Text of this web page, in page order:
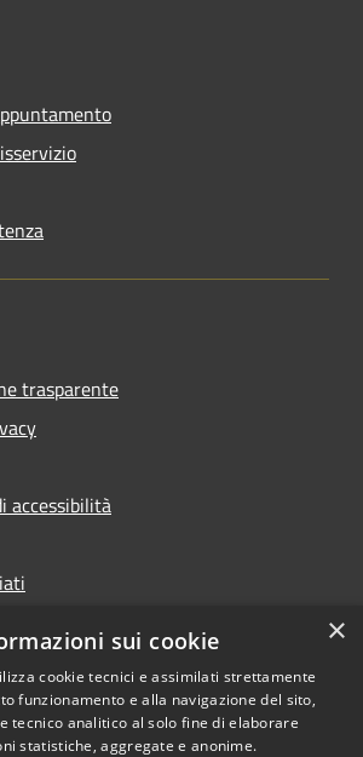
trasparente
accessibilità
Dichiarazione di
accessibilità• Copyright ©
×
sui cookie
cookie tecnici e assimilati strettamente
funzionamento e alla navigazione del sito,
tecnico analitico al solo fine di elaborare
statistiche, aggregate e anonime.